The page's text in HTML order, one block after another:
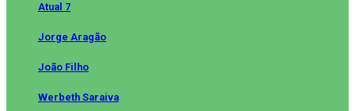
Atual 7
Jorge Aragão
João Filho
Werbeth Saraiva